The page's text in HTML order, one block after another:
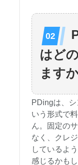
はど
ます
PDingは、
いう形式で
ん。固定の
なく、クレ
しているよ
感じるかも